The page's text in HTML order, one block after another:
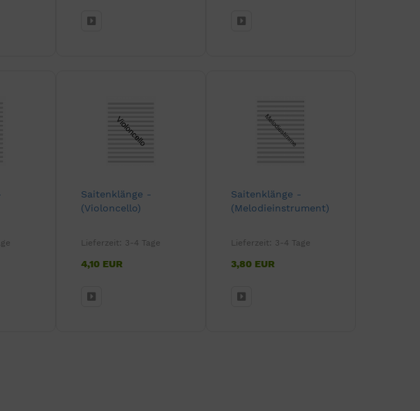
Saitenklänge -
(Violoncello)
Lieferzeit: 3-4 Tage
4,10 EUR
Saitenklänge -
(Melodieinstrument)
Lieferzeit: 3-4 Tage
3,80 EUR